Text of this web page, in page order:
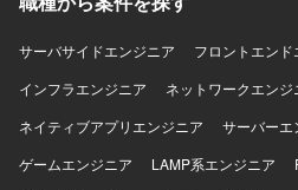
サーバサイドエンジニア
フロントエンド
インフラエンジニア
ネットワークエンジ
ネイティブアプリエンジニア
サーバーエ
ゲームエンジニア
LAMP系エンジニア